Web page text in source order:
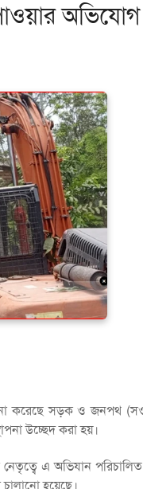
অভিযোগ
করেছে সড়ক ও জনপথ
উচ্ছেদ করা হয়।
নেতৃত্বে এ অভিযান